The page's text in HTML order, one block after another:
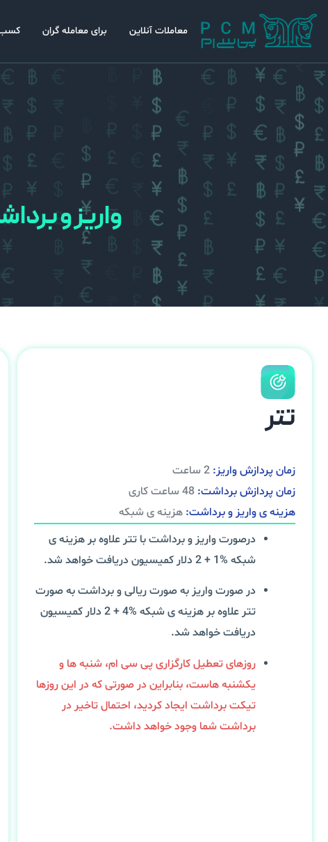
معاملات آنلاین برای معامله گران کسب
واریز و
تتر
زمان پردازش واریز:2 ساعت
زمان پردازش برداشت:48 ساعت کاری
هزینه ی واریز و برداشت:هزینه ی شبکه
درصورت واریز و برداشت با تتر علاوه بر هزینه ی
شبکه %1 + 2 دلار کمیسیون دریافت خواهد شد.
در صورت واریز به صورت ریالی و برداشت به صورت
تتر علاوه بر هزینه ی شبکه %4 + 2 دلار کمیسیون
دریافت خواهد شد.
روزهای تعطیل کارگزاری پی سی ام، شنبه ها و
یکشنبه هاست، بنابراین در صورتی که در این روزها
تیکت برداشت ایجاد کردید، احتمال تاخیر در
برداشت شما وجود خواهد داشت.